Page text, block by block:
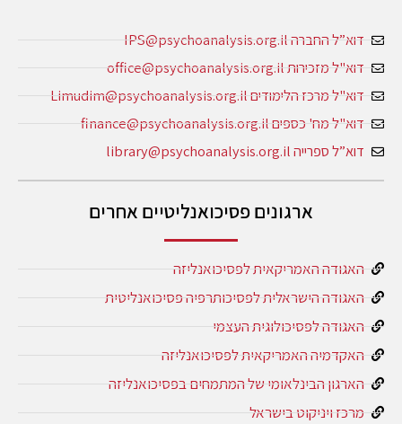
דוא”ל החברה IPS@psychoanalysis.org.il
דוא"ל מזכירות office@psychoanalysis.org.il
דוא"ל מרכז הלימודים Limudim@psychoanalysis.org.il
דוא"ל מח' כספים finance@psychoanalysis.org.il
דוא”ל ספרייה library@psychoanalysis.org.il
ארגונים פסיכואנליטיים אחרים
האגודה האמריקאית לפסיכואנליזה
האגודה הישראלית לפסיכותרפיה פסיכואנליטית
האגודה לפסיכולוגית העצמי
האקדמיה האמריקאית לפסיכואנליזה
הארגון הבינלאומי של המתמחים בפסיכואנליזה
מרכז ויניקוט בישראל